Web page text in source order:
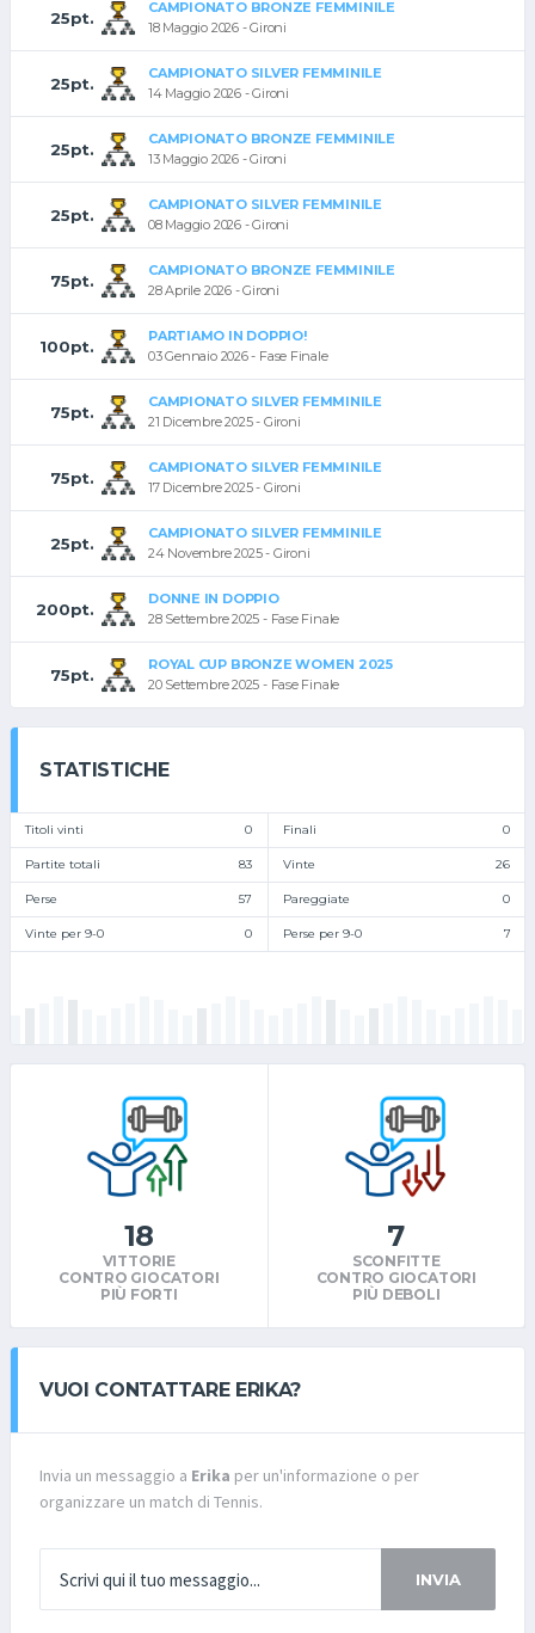
25pt.
CAMPIONATO BRONZE FEMMINILE
18 Maggio 2026 - Gironi
25pt.
CAMPIONATO SILVER FEMMINILE
14 Maggio 2026 - Gironi
25pt.
CAMPIONATO BRONZE FEMMINILE
13 Maggio 2026 - Gironi
25pt.
CAMPIONATO SILVER FEMMINILE
08 Maggio 2026 - Gironi
75pt.
CAMPIONATO BRONZE FEMMINILE
28 Aprile 2026 - Gironi
100pt.
PARTIAMO IN DOPPIO!
03 Gennaio 2026 - Fase Finale
75pt.
CAMPIONATO SILVER FEMMINILE
21 Dicembre 2025 - Gironi
75pt.
CAMPIONATO SILVER FEMMINILE
17 Dicembre 2025 - Gironi
25pt.
CAMPIONATO SILVER FEMMINILE
24 Novembre 2025 - Gironi
200pt.
DONNE IN DOPPIO
28 Settembre 2025 - Fase Finale
75pt.
ROYAL CUP BRONZE WOMEN 2025
20 Settembre 2025 - Fase Finale
STATISTICHE
Titoli vinti 0 Finali 0
Partite totali 83 Vinte 26
Perse 57 Pareggiate 0
Vinte per 9-0 0 Perse per 9-0 7
18
VITTORIE
CONTRO GIOCATORI
PIÙ FORTI
7
SCONFITTE
CONTRO GIOCATORI
PIÙ DEBOLI
VUOI CONTATTARE ERIKA?
Invia un messaggio a Erika per un'informazione o per
organizzare un match di Tennis.
INVIA